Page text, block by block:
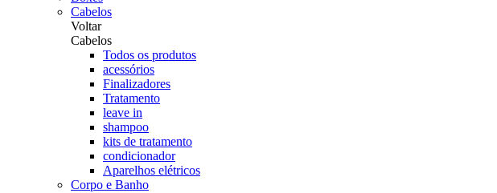
Cabelos
Voltar
Cabelos
Todos os produtos
acessórios
Finalizadores
Tratamento
leave in
shampoo
kits de tratamento
condicionador
Aparelhos elétricos
Corpo e Banho